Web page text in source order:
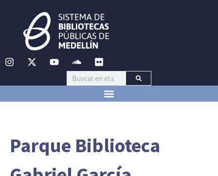
Parque Biblioteca